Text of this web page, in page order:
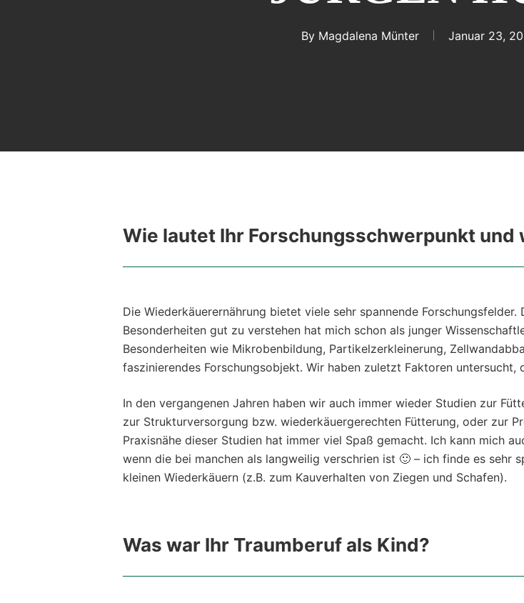
By Magdalena Münter Januar 23,
Wie lautet Ihr Forschungsschwerpunkt
Die Wiederkäuerernährung bietet viele sehr spannende
Besonderheiten gut zu verstehen hat mich schon als junger
Besonderheiten wie Mikrobenbildung, Partikelzerkleinerung,
faszinierendes Forschungsobjekt. Wir haben zuletzt Faktoren
In den vergangenen Jahren haben wir auch immer wieder Studien zur
zur Strukturversorgung bzw. wiederkäuergerechten Fütterung, oder zur
Praxisnähe dieser Studien hat immer viel Spaß gemacht. Ich kann mich
wenn die bei manchen als langweilig verschrien ist 🙂 – ich finde es sehr
kleinen Wiederkäuern (z.B. zum Kauverhalten von Ziegen und Schafen).
Was war Ihr Traumberuf als Kind?